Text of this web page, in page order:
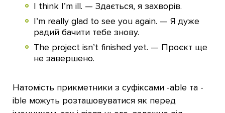
I think I’m ill. — Здається, я захворів.
I’m really glad to see you again. — Я дуже
радий бачити тебе знову.
The project isn’t finished yet. — Проєкт ще
не завершено.
Натомість прикметники з суфіксами -able та -
ible можуть розташовуватися як перед